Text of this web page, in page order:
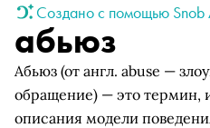
Создано с помощью Snob
абьюз
Абьюз (от англ. abuse —
обращение) — это термин,
описания модели